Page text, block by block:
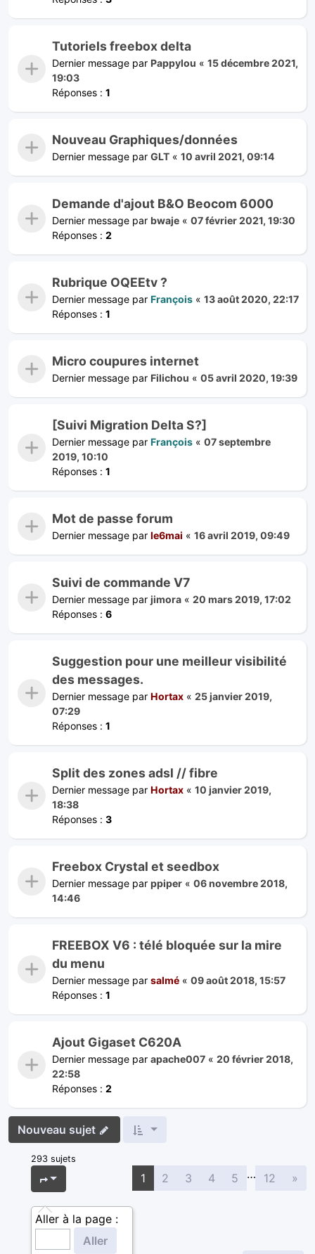
Tutoriels freebox delta
Dernier message par Pappylou « 15 décembre 2021,
19:03
Réponses : 1
Nouveau Graphiques/données
Dernier message par GLT « 10 avril 2021, 09:14
Demande d'ajout B&O Beocom 6000
Dernier message par bwaje « 07 février 2021, 19:30
Réponses : 2
Rubrique OQEEtv ?
Dernier message par François « 13 août 2020, 22:17
Réponses : 1
Micro coupures internet
Dernier message par Filichou « 05 avril 2020, 19:39
[Suivi Migration Delta S?]
Dernier message par François « 07 septembre
2019, 10:10
Réponses : 1
Mot de passe forum
Dernier message par le6mai « 16 avril 2019, 09:49
Suivi de commande V7
Dernier message par jimora « 20 mars 2019, 17:02
Réponses : 6
Suggestion pour une meilleur visibilité
des messages.
Dernier message par Hortax « 25 janvier 2019,
07:29
Réponses : 1
Split des zones adsl // fibre
Dernier message par Hortax « 10 janvier 2019,
18:38
Réponses : 3
Freebox Crystal et seedbox
Dernier message par ppiper « 06 novembre 2018,
14:46
FREEBOX V6 : télé bloquée sur la mire
du menu
Dernier message par salmé « 09 août 2018, 15:57
Réponses : 1
Ajout Gigaset C620A
Dernier message par apache007 « 20 février 2018,
22:58
Réponses : 2
Nouveau sujet
293 sujets
Page
Aller à la page :
1 2 3 4 5 … 12 »